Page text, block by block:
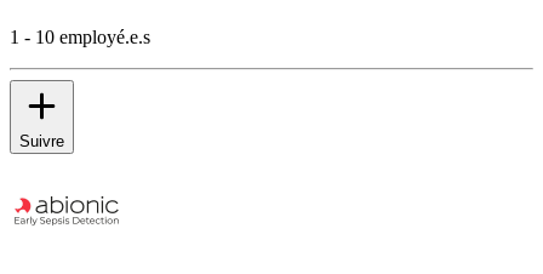
1 - 10 employé.e.s
Suivre